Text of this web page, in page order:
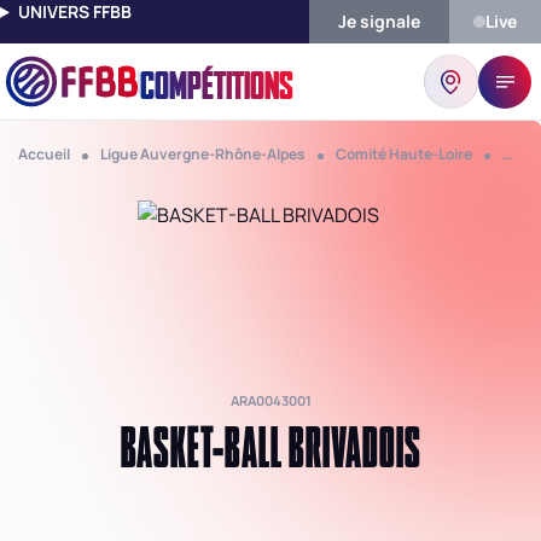
UNIVERS FFBB Je signale Live
COMPÉTITIONS
Accueil Ligue Auvergne-Rhône-Alpes Comité Haute-Loire Club
ARA0043001
BASKET-BALL BRIVADOIS